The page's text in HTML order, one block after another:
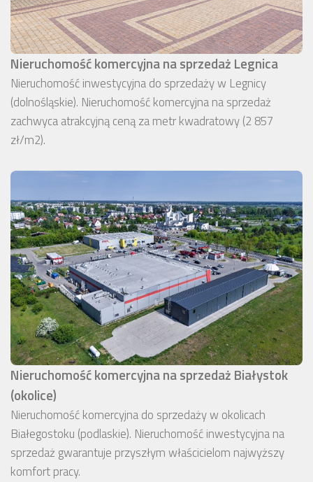
Nieruchomość komercyjna na sprzedaż Legnica
Nieruchomość inwestycyjna do sprzedaży w Legnicy
(dolnośląskie). Nieruchomość komercyjna na sprzedaż
zachwyca atrakcyjną ceną za metr kwadratowy (2 857
zł/m2).
Nieruchomość komercyjna na sprzedaż Białystok
(okolice)
Nieruchomość komercyjna do sprzedaży w okolicach
Białegostoku (podlaskie). Nieruchomość inwestycyjna na
sprzedaż gwarantuje przyszłym właścicielom najwyższy
komfort pracy.